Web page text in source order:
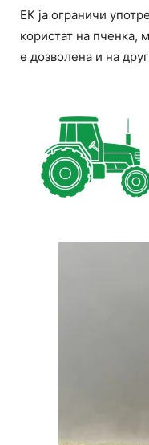
ЕК ја ограничи
користат на пченка,
е дозволена и на